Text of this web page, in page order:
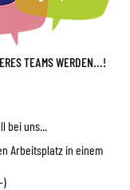
TEAMS WERDEN...!
bei uns...
Arbeitsplatz in einem
)